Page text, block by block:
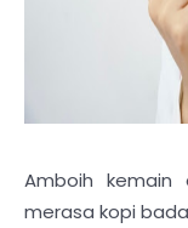
Amboih
merasa kopi